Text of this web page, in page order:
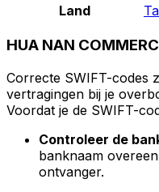
Land
HUA NAN
Correcte SWIFT-codes
vertragingen bij je
Voordat je de SWIFT-
Controleer de
banknaam
ontvanger.